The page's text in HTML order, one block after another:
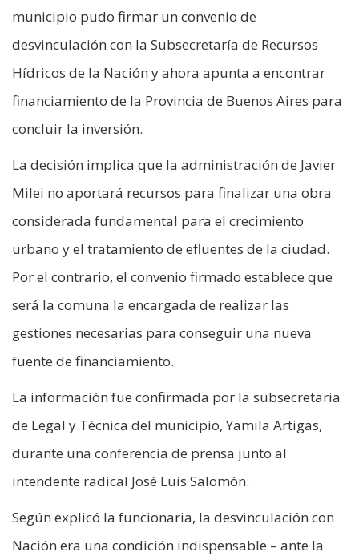
municipio pudo firmar un convenio de
desvinculación con la Subsecretaría de Recursos
Hídricos de la Nación y ahora apunta a encontrar
financiamiento de la Provincia de Buenos Aires para
concluir la inversión.
La decisión implica que la administración de Javier
Milei no aportará recursos para finalizar una obra
considerada fundamental para el crecimiento
urbano y el tratamiento de efluentes de la ciudad.
Por el contrario, el convenio firmado establece que
será la comuna la encargada de realizar las
gestiones necesarias para conseguir una nueva
fuente de financiamiento.
La información fue confirmada por la subsecretaria
de Legal y Técnica del municipio, Yamila Artigas,
durante una conferencia de prensa junto al
intendente radical José Luis Salomón.
Según explicó la funcionaria, la desvinculación con
Nación era una condición indispensable – ante la